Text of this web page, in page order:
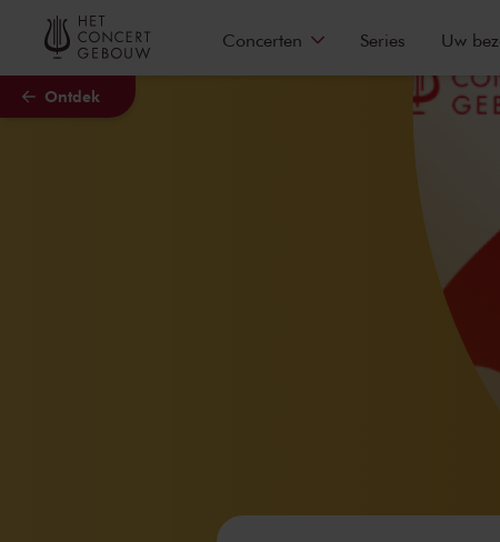
Naar hoofdcontent
Ontdek
Concerten Series Uw